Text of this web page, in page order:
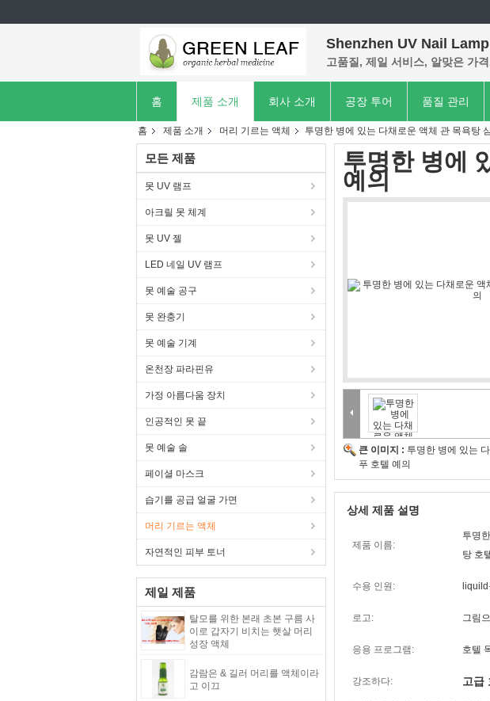
Shenzhen UV Nail
고품질, 제일 서비스, 알맞은 가
홈 제품 소개 회사 소개 공장 투어 품질 관리
홈 제품 소개 머리 기르는 액체 투명한 병에 있는 다채로운 액체 관 목욕탕
모든 제품
못 UV 램프
아크릴 못 체계
못 UV 젤
LED 네일 UV 램프
못 예술 공구
못 완충기
못 예술 기계
온천장 파라핀유
가정 아름다움 장치
인공적인 못 끝
못 예술 솔
페이셜 마스크
습기를 공급 얼굴 가면
머리 기르는 액체
자연적인 피부 토너
제일 제품
탈모를 위한 본래 초본 구름 사
이로 갑자기 비치는 햇살 머리
성장 액체
감람은 & 길러 머리를 액체이라
고 이끄
투명한 병에
예의
큰 이미지 : 투명한 병에 있는
푸 호텔 예의
상세 제품 설명
제품 이름:
투명
탕 호
수용 인원:
로고: 그림
응용 프로그램: 호텔
강조하다: 고급